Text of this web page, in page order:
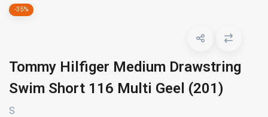
-35%
Tommy Hilfiger Medium Drawstring
Swim Short 116 Multi Geel (201)
S